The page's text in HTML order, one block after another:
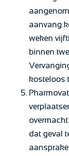
aanvang
weken
binnen
kosteloos
dat geval